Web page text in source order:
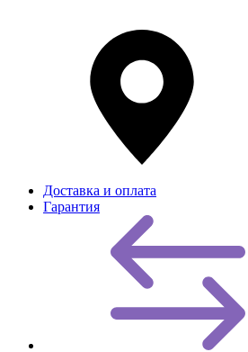
Доставка и оплата
Гарантия